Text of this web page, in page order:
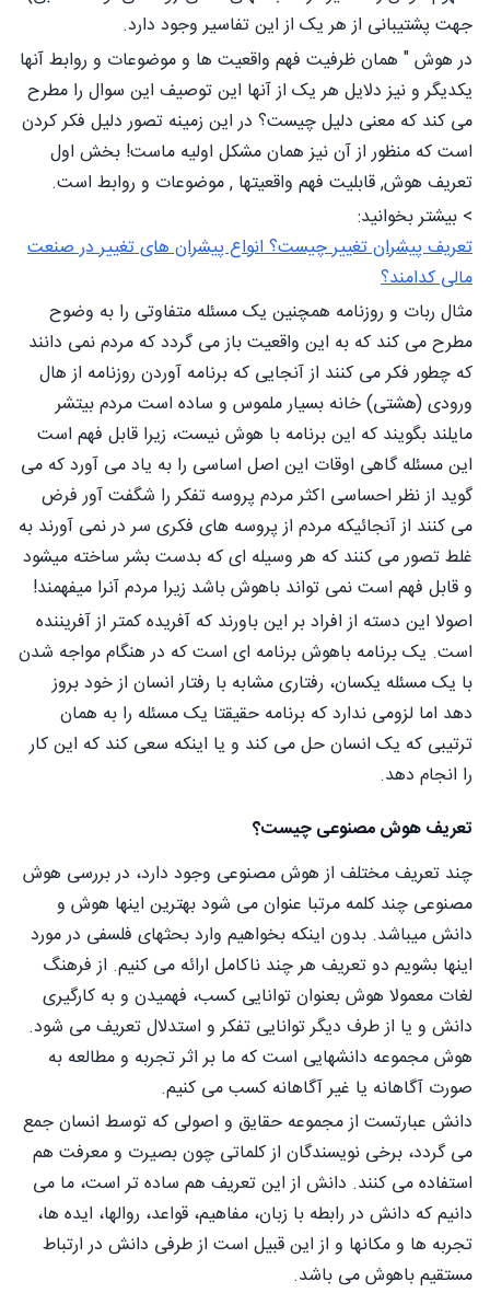
جهت پشتیبانی از هر یک از این تفاسیر وجود دارد.
در هوش " همان ظرفیت فهم واقعیت ها و موضوعات و روابط آنها
یکدیگر و نیز دلایل هر یک از آنها این توصیف این سوال را مطرح
می کند که معنی دلیل چیست؟ در این زمینه تصور دلیل فکر کردن
است که منظور از آن نیز همان مشکل اولیه ماست! بخش اول
تعریف هوش, قابلیت فهم واقعیتها , موضوعات و روابط است.
> بیشتر بخوانید:
تعریف پیشران تغییر چیست؟ انواع پیشران های تغییر در صنعت
مالی کدامند؟
مثال ربات و روزنامه همچنین یک مسئله متفاوتی را به وضوح
مطرح می کند که به این واقعیت باز می گردد که مردم نمی دانند
که چطور فکر می کنند از آنجایی که برنامه آوردن روزنامه از هال
ورودی (هشتی) خانه بسیار ملموس و ساده است مردم بيتشر
مایلند بگویند که این برنامه با هوش نیست، زیرا قابل فهم است
این مسئله گاهی اوقات این اصل اساسی را به یاد می آورد که می
گوید از نظر احساسی اکثر مردم پروسه تفکر را شگفت آور فرض
می کنند از آنجائیکه مردم از پروسه های فکری سر در نمی آورند به
غلط تصور می کنند که هر وسیله ای که بدست بشر ساخته میشود
و قابل فهم است نمی تواند باهوش باشد زیرا مردم آنرا میفهمند!
اصولا این دسته از افراد بر این باورند که آفریده کمتر از آفریننده
است. یک برنامه باهوش برنامه ای است که در هنگام مواجه شدن
با یک مسئله یکسان، رفتاری مشابه با رفتار انسان از خود بروز
دهد اما لزومی ندارد که برنامه حقیقتا یک مسئله را به همان
ترتیبی که یک انسان حل می کند و یا اینکه سعی کند که این کار
را انجام دهد.
تعریف هوش مصنوعی چیست؟
چند تعریف مختلف از هوش مصنوعی وجود دارد، در بررسی هوش
مصنوعی چند کلمه مرتبا عنوان می شود بهترین اینها هوش و
دانش میباشد. بدون اینکه بخواهیم وارد بحثهای فلسفی در مورد
اینها بشویم دو تعریف هر چند ناکامل ارائه می کنیم. از فرهنگ
لغات معمولا هوش بعنوان توانایی کسب، فهمیدن و به کارگیری
دانش و یا از طرف دیگر توانایی تفکر و استدلال تعريف می شود.
هوش مجموعه دانشهایی است که ما بر اثر تجربه و مطالعه به
صورت آگاهانه یا غير آگاهانه کسب می کنیم.
دانش عبارتست از مجموعه حقایق و اصولی که توسط انسان جمع
می گردد، برخی نویسندگان از کلماتی چون بصیرت و معرفت هم
استفاده می کنند. دانش از این تعریف هم ساده تر است، ما می
دانیم که دانش در رابطه با زبان، مفاهیم، قواعد، روالها، ایده ها،
تجربه ها و مکانها و از این قبیل است از طرفی دانش در ارتباط
مستقیم باهوش می باشد.